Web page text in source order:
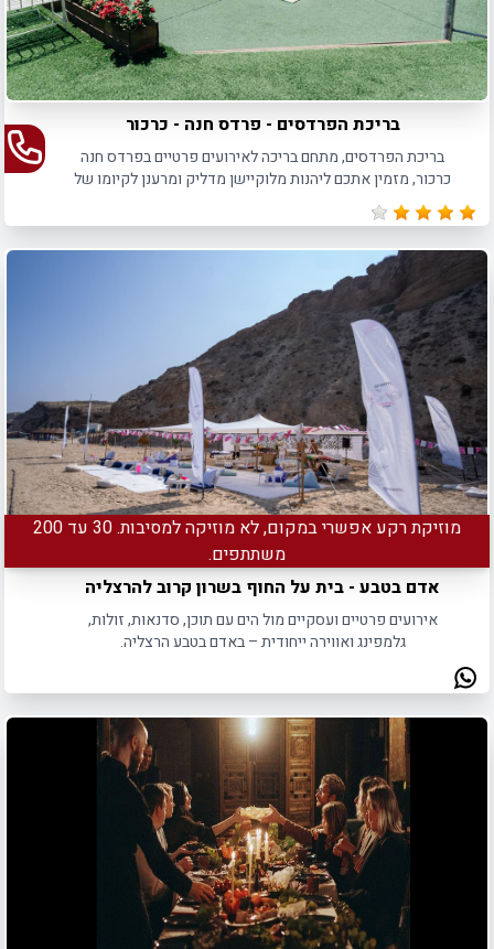
בריכת הפרדסים - פרדס חנה - כרכור
בריכת הפרדסים, מתחם בריכה לאירועים פרטיים בפרדס חנה
כרכור, מזמין אתכם ליהנות מלוקיישן מדליק ומרענן לקיומו של
מוזיקת רקע אפשרי במקום, לא מוזיקה למסיבות. 30 עד 200
משתתפים.
אדם בטבע - בית על החוף בשרון קרוב להרצליה
אירועים פרטיים ועסקיים מול הים עם תוכן, סדנאות, זולות,
גלמפינג ואווירה ייחודית – באדם בטבע הרצליה.